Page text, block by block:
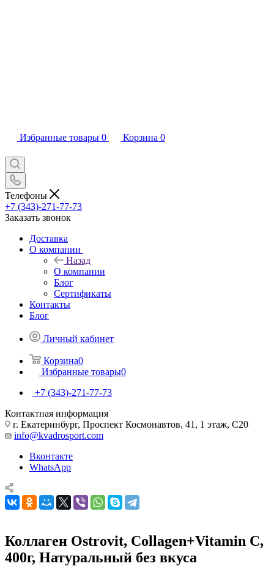
Избранные товары 0 Корзина 0
Телефоны
+7 (343)-271-77-73
Заказать звонок
Доставка
О компании
Назад
О компании
Блог
Сертификаты
Контакты
Блог
Личный кабинет
Корзина0
Избранные товары0
+7 (343)-271-77-73
Контактная информация
г. Екатеринбург, Проспект Космонавтов, 41, 1 этаж, С20
info@kvadrosport.com
Вконтакте
WhatsApp
Коллаген Ostrovit, Collagen+Vitamin C,
400г, Натуральный без вкуса